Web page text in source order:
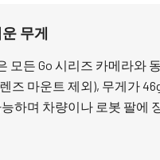
무게
모든 Go 시리즈 카메라와
렌즈 마운트 제외), 무게가
하며 차량이나 로봇 팔에